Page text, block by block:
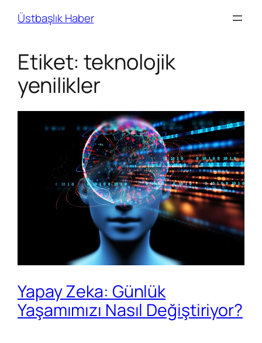
Üstbaşlık Haber
Etiket:teknolojik
yenilikler
Yapay Zeka: Günlük
Yaşamımızı Nasıl Değiştiriyor?